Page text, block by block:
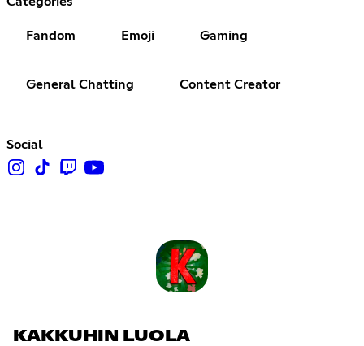
Fandom Emoji Gaming
General Chatting Content Creator
Social
KAKKUHIN LUOLA